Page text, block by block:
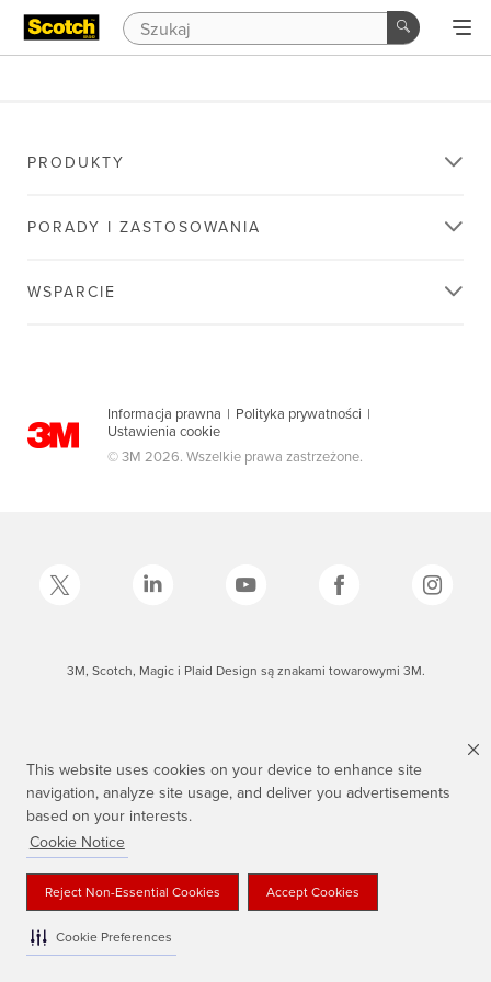
This website uses cookies on your device to enhance site
navigation, analyze site usage, and deliver you advertisements
based on your interests.
Cookie Notice
Reject Non-Essential Cookies Accept Cookies
Cookie Preferences
PRODUKTY
PORADY I ZASTOSOWANIA
WSPARCIE
Informacja prawna | Polityka prywatności |
Ustawienia cookie
© 3M 2026. Wszelkie prawa zastrzeżone.
3M, Scotch, Magic i Plaid Design są znakami towarowymi 3M.